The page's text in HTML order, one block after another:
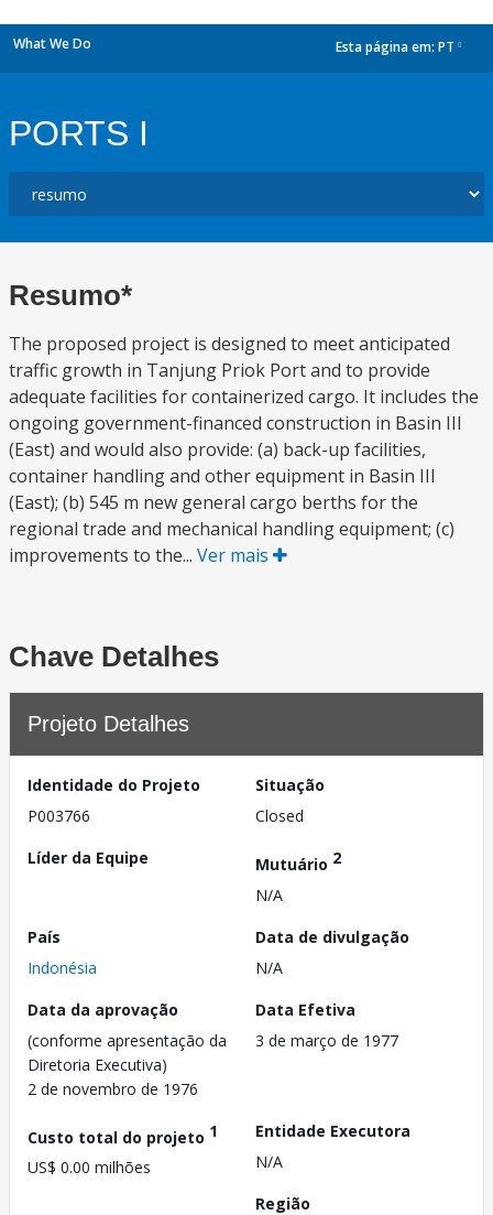
What We Do Esta página em: PT
PORTS I
Resumo*
The proposed project is designed to meet anticipated
traffic growth in Tanjung Priok Port and to provide
adequate facilities for containerized cargo. It includes the
ongoing government-financed construction in Basin III
(East) and would also provide: (a) back-up facilities,
container handling and other equipment in Basin III
(East); (b) 545 m new general cargo berths for the
regional trade and mechanical handling equipment; (c)
improvements to the... Ver mais
Chave Detalhes
Projeto Detalhes
Identidade do Projeto
P003766
Situação
Closed
Líder da Equipe
Mutuário 2
N/A
País
Indonésia
Data de divulgação
N/A
Data da aprovação
(conforme apresentação da
Diretoria Executiva)
2 de novembro de 1976
Data Efetiva
3 de março de 1977
Custo total do projeto 1
US$ 0.00 milhões
Entidade Executora
N/A
Região